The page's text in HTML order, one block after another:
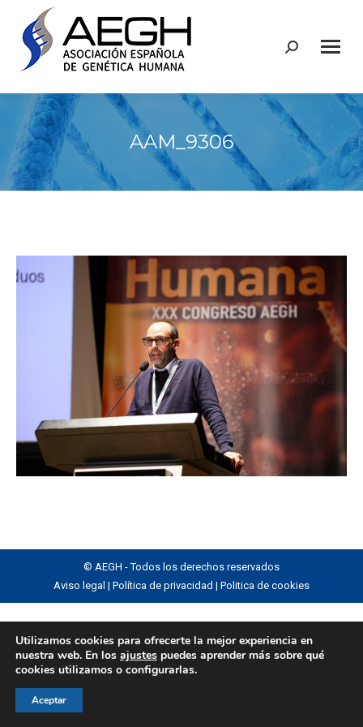
Buscar:
AAM_9306
© AEGH - Todos los derechos reservados
Aviso legal | Política de privacidad | Politica de cookies
Utilizamos cookies para ofrecerte la mejor experiencia en
nuestra web. En los ajustes puedes aprender más sobre qué
cookies utilizamos o configurarlas.
Aceptar